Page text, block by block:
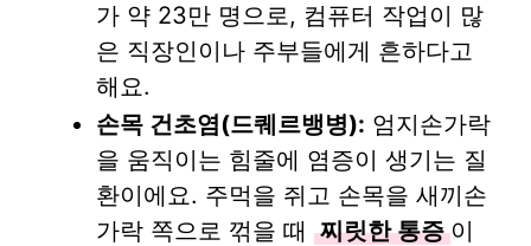
가 약 23만 명으로, 컴퓨터 작업이 많
은 직장인이나 주부들에게 흔하다고
해요.
손목 건초염(드퀘르뱅병): 엄지손가락
을 움직이는 힘줄에 염증이 생기는 질
환이에요. 주먹을 쥐고 손목을 새끼손
가락 쪽으로 꺾을 때 찌릿한 통증 이